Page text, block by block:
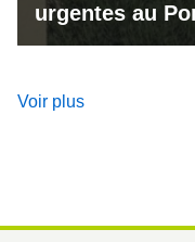
urgentes au
Voir plus